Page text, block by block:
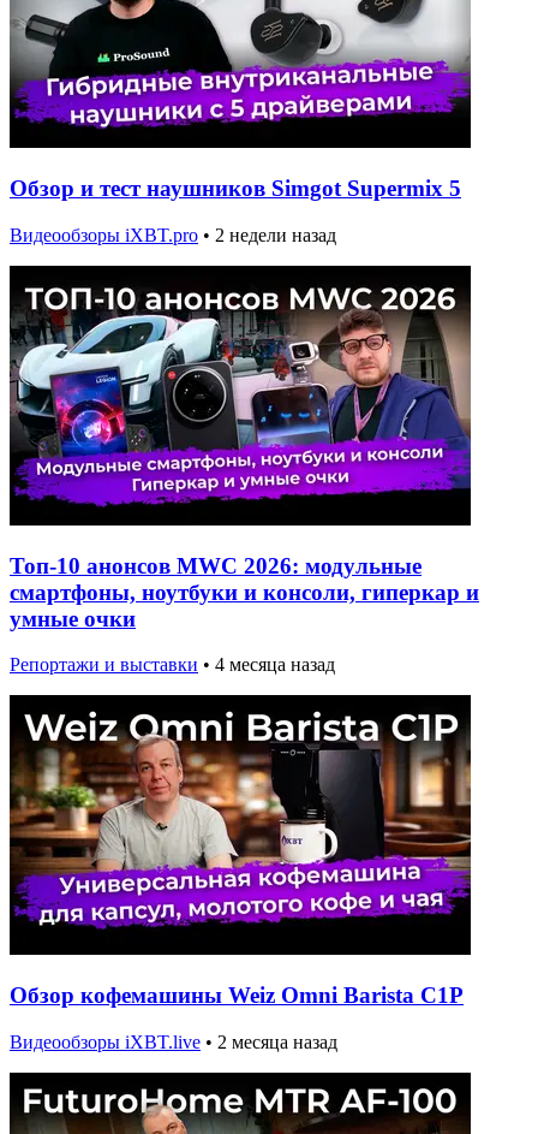
Обзор и тест наушников Simgot Supermix 5
Видеообзоры iXBT.pro • 2 недели назад
Топ-10 анонсов MWC 2026: модульные
смартфоны, ноутбуки и консоли, гиперкар и
умные очки
Репортажи и выставки • 4 месяца назад
Обзор кофемашины Weiz Omni Barista C1P
Видеообзоры iXBT.live • 2 месяца назад